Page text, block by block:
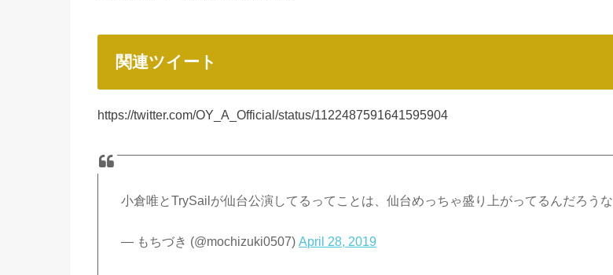
関連ツイート
https://twitter.com/OY_A_Official/status/1122487591641595904
小倉唯とTrySailが仙台公演してるってことは、仙台めっちゃ盛り上がってるんだろうな
— もちづき (@mochizuki0507)April 28, 2019